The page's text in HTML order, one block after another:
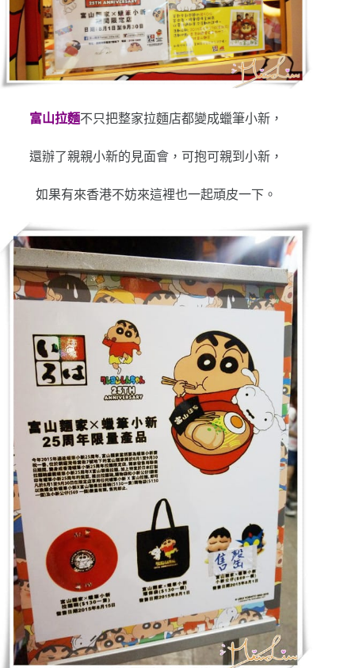
富山拉麵不只把整家拉麵店都變成蠟筆小新，
還辦了親親小新的見面會，可抱可親到小新，
如果有來香港不妨來這裡也一起頑皮一下。